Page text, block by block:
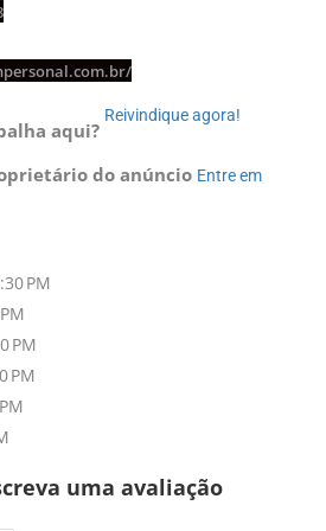
aqui?
Reivindique agora!
do anúncio Entre em
PM
PM
PM
uma avaliação